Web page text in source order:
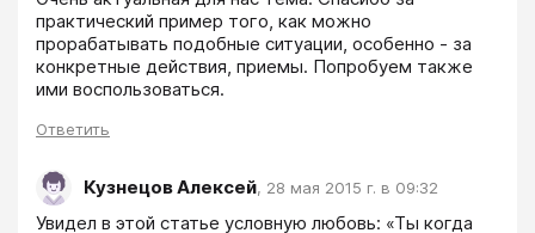
практический пример того, как можно
прорабатывать подобные ситуации, особенно - за
конкретные действия, приемы. Попробуем также
ими воспользоваться.
Ответить
Кузнецов Алексей, 28 мая 2015 г. в 09:32
Увидел в этой статье условную любовь: «Ты когда